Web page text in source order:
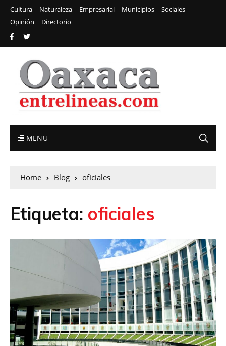
Cultura Naturaleza Empresarial Municipios
Sociales
Opinión
Directorio
MENU
Home Blog oficiales
Etiqueta: oficiales